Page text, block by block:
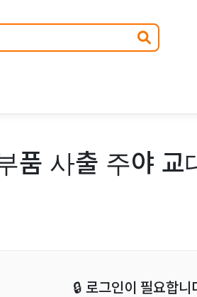
품 사출 주야
🔒 로그인이 필요합니